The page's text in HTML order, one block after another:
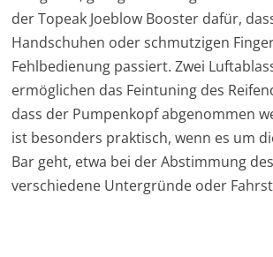
der Topeak Joeblow Booster dafür,
Handschuhen oder schmutzigen
Fehlbedienung passiert. Zwei
ermöglichen das Feintuning des
dass der Pumpenkopf abgenommen
ist besonders praktisch, wenn es um
Bar geht, etwa bei der Abstimmung
verschiedene Untergründe oder